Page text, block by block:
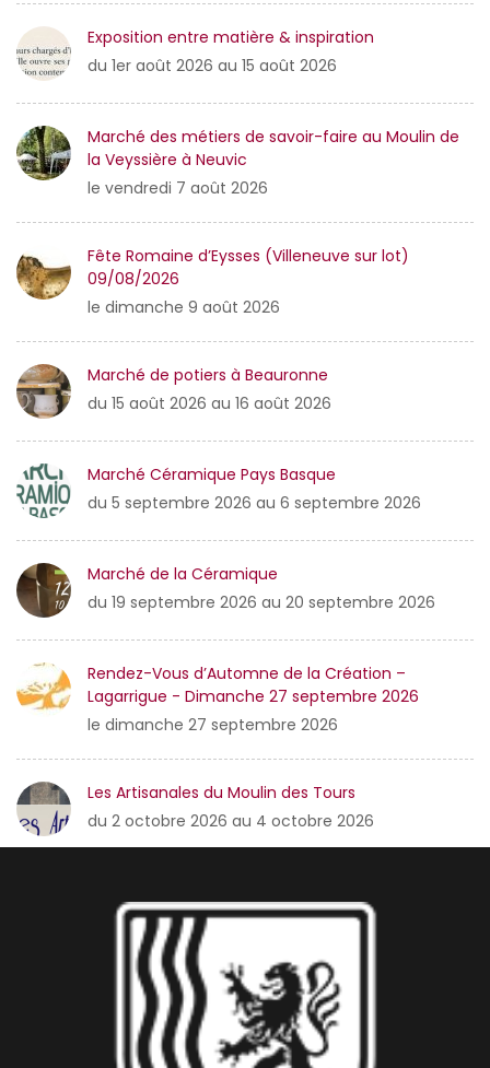
Exposition entre matière & inspiration
du 1er août 2026 au 15 août 2026
Marché des métiers de savoir-faire au Moulin de
la Veyssière à Neuvic
le vendredi 7 août 2026
Fête Romaine d’Eysses (Villeneuve sur lot)
09/08/2026
le dimanche 9 août 2026
Marché de potiers à Beauronne
du 15 août 2026 au 16 août 2026
Marché Céramique Pays Basque
du 5 septembre 2026 au 6 septembre 2026
Marché de la Céramique
du 19 septembre 2026 au 20 septembre 2026
Rendez-Vous d’Automne de la Création –
Lagarrigue - Dimanche 27 septembre 2026
le dimanche 27 septembre 2026
Les Artisanales du Moulin des Tours
du 2 octobre 2026 au 4 octobre 2026